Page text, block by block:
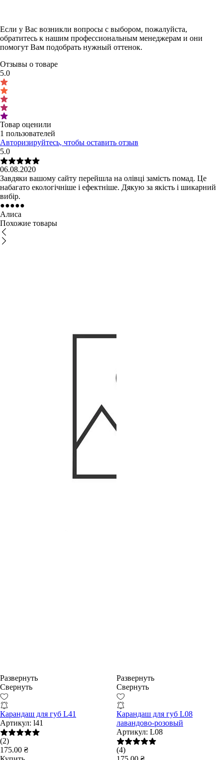
Если у Вас возникли вопросы с выбором, пожалуйста,
обратитесь к нашим профессиональным менеджерам и они
помогут Вам подобрать нужный оттенок.
Отзывы о товаре
5.0
Товар оценили
1 пользователей
Авторизируйтесь, чтобы оставить отзыв
5.0
06.08.2020
Завдяки вашому сайту перейшла на олівці замість помад. Це
набагато екологічніше і ефектніше. Дякую за якість і шикарний
вибір.
●●●●●
Алиса
Похожие товары
Развернуть
Свернуть
Карандаш для губ L41
Артикул: l41
(2)
175.00 ₴
Развернуть
Свернуть
Карандаш для губ L08
лавандово-розовый
Артикул: L08
(4)